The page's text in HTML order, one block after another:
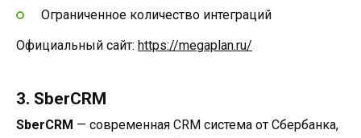
Ограниченное количество интеграций
Официальный сайт: https://megaplan.ru/
3. SberCRM
SberCRM — современная CRM система от Сбербанка,